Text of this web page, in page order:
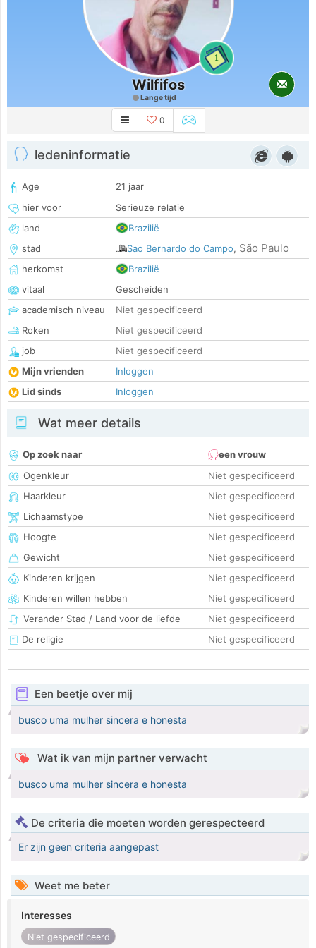
1
Wilfifos
Lange tijd
0
ledeninformatie
Age
21 jaar
hier voor
Serieuze relatie
land
Brazilië
stad
Sao Bernardo do Campo, São Paulo
herkomst
Brazilië
vitaal
Gescheiden
academisch niveau
Niet gespecificeerd
Roken
Niet gespecificeerd
job
Niet gespecificeerd
Mijn vrienden
Inloggen
Lid sinds
Inloggen
Wat meer details
Op zoek naar
een vrouw
Ogenkleur
Niet gespecificeerd
Haarkleur
Niet gespecificeerd
Lichaamstype
Niet gespecificeerd
Hoogte
Niet gespecificeerd
Gewicht
Niet gespecificeerd
Kinderen krijgen
Niet gespecificeerd
Kinderen willen hebben
Niet gespecificeerd
Verander Stad / Land voor de liefde
Niet gespecificeerd
De religie
Niet gespecificeerd
Een beetje over mij
busco uma mulher sincera e honesta
Wat ik van mijn partner verwacht
busco uma mulher sincera e honesta
De criteria die moeten worden gerespecteerd
Er zijn geen criteria aangepast
Weet me beter
Interesses
Niet gespecificeerd